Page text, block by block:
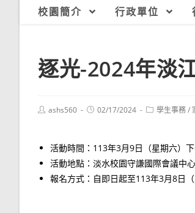
校園簡介 行政單位
逐光-2024年淡
Postashs560
Post02/17/2024
Post學生事務/
活動時間：113年3月9日（星期六）
活動地點：淡水校園守謙國際會議中
報名方式：自即日起至113年3月8日